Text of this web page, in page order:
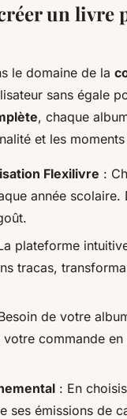
un livre
le domaine de la
sans égale
, chaque
et les
Flexilivre :
année
plateforme
tracas,
de votre
votre commande
: En
ses émissions de